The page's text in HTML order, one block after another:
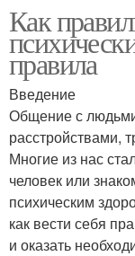
Как
правила
Введение
Общение с
расстройствами,
Многие из нас
человек или
психическим
как вести себя
и оказать